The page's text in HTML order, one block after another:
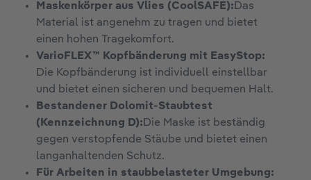
Maskenkörper aus Vlies (CoolSAFE): Das
Material ist angenehm zu tragen und bietet
einen hohen Tragekomfort.
VarioFLEX™ Kopfbänderung mit EasyStop:
Die Kopfbänderung ist individuell einstellbar
und bietet einen sicheren und bequemen Halt.
Bestandener Dolomit-Staubtest
(Kennzeichnung D): Die Maske ist beständig
gegen verstopfende Stäube und bietet einen
langanhaltenden Schutz.
Für Arbeiten in staubbelasteter Umgebung: